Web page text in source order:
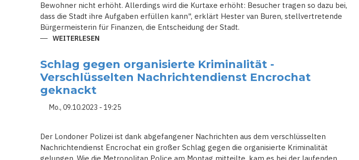
Bewohner nicht erhöht. Allerdings wird die Kurtaxe erhöht: Besucher tragen so dazu bei,
dass die Stadt ihre Aufgaben erfüllen kann", erklärt Hester van Buren, stellvertretende
Bürgermeisterin für Finanzen, die Entscheidung der Stadt.
WEITERLESEN
WIRD
AB
2024
Schlag gegen organisierte Kriminalität -
Verschlüsselten Nachrichtendienst Encrochat
geknackt
Mo., 09.10.2023 - 19:25
Der Londoner Polizei ist dank abgefangener Nachrichten aus dem verschlüsselten
Nachrichtendienst Encrochat ein großer Schlag gegen die organisierte Kriminalität